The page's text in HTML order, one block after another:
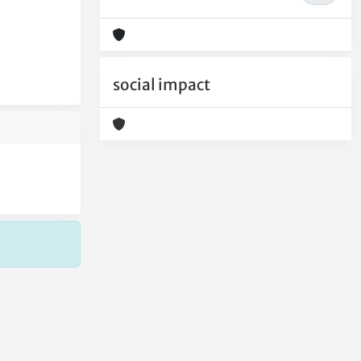
social impact